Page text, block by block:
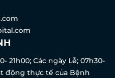
21h00; Các ngày Lễ; 07h30-
động thực tế của Bệnh